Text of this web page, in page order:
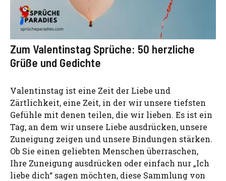
Zum Valentinstag Sprüche: 50 herzliche
Grüße und Gedichte
Valentinstag ist eine Zeit der Liebe und
Zärtlichkeit, eine Zeit, in der wir unsere tiefsten
Gefühle mit denen teilen, die wir lieben. Es ist ein
Tag, an dem wir unsere Liebe ausdrücken, unsere
Zuneigung zeigen und unsere Bindungen stärken.
Ob Sie einen geliebten Menschen überraschen,
Ihre Zuneigung ausdrücken oder einfach nur „Ich
liebe dich“ sagen möchten, diese Sammlung von